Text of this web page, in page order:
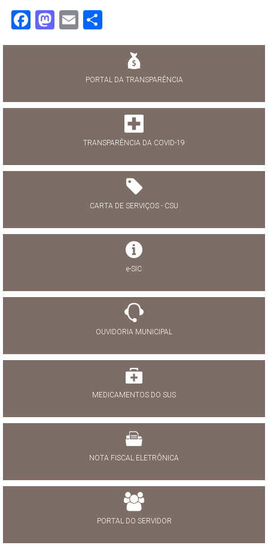
Facebook
Mastodon
Email
PORTAL DA TRANSPARÊNCIA
TRANSPARÊNCIA DA COVID-19
CARTA DE SERVIÇOS - CSU
e-SIC
OUVIDORIA MUNICIPAL
MEDICAMENTOS DO SUS
NOTA FISCAL ELETRÔNICA
PORTAL DO SERVIDOR